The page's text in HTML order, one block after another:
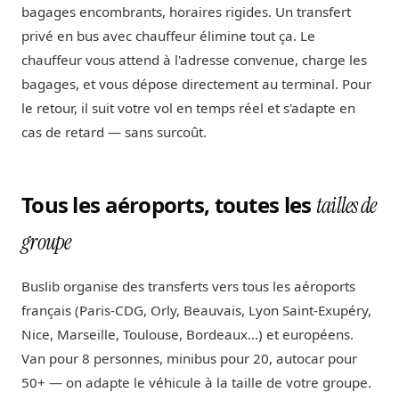
bagages encombrants, horaires rigides. Un transfert
privé en bus avec chauffeur élimine tout ça. Le
chauffeur vous attend à l'adresse convenue, charge les
bagages, et vous dépose directement au terminal. Pour
le retour, il suit votre vol en temps réel et s'adapte en
cas de retard — sans surcoût.
Tous les aéroports, toutes les tailles de
groupe
Buslib organise des transferts vers tous les aéroports
français (Paris-CDG, Orly, Beauvais, Lyon Saint-Exupéry,
Nice, Marseille, Toulouse, Bordeaux…) et européens.
Van pour 8 personnes, minibus pour 20, autocar pour
50+ — on adapte le véhicule à la taille de votre groupe.